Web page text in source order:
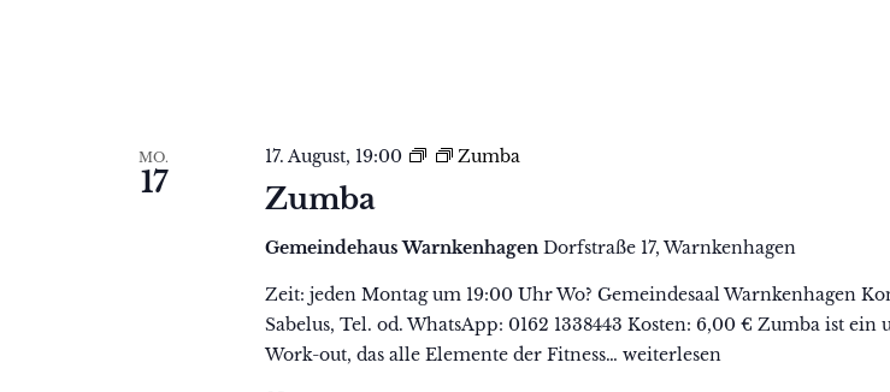
MO.
17 Zumba
17. August, 19:00 Zumba
Gemeindehaus Warnkenhagen Dorfstraße 17, Warnkenhagen
Zeit: jeden Montag um 19:00 Uhr Wo? Gemeindesaal Warnkenhagen
Sabelus, Tel. od. WhatsApp: 0162 1338443 Kosten: 6,00 € Zumba ist ein
Work-out, das alle Elemente der Fitness… Zumba
weiterlesen